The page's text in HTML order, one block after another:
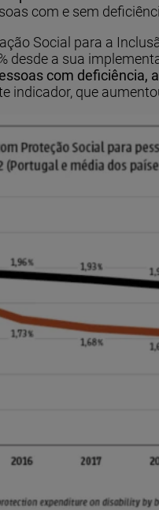
com e sem
Social para a
desde a sua
com deficiência,
indicador, que